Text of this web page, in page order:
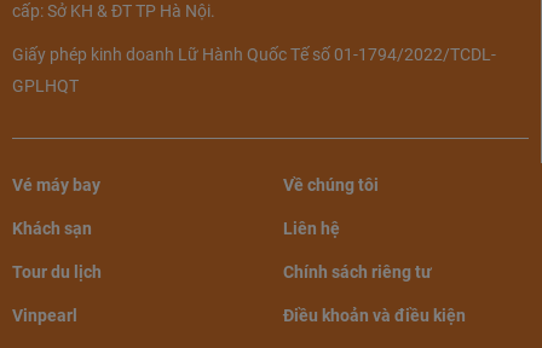
cấp: Sở KH & ĐT TP Hà Nội.
Giấy phép kinh doanh Lữ Hành Quốc Tế số 01-1794/2022/TCDL-
GPLHQT
Vé máy bay
Khách sạn
Tour du lịch
Vinpearl
Về chúng tôi
Liên hệ
Chính sách riêng tư
Điều khoản và điều kiện